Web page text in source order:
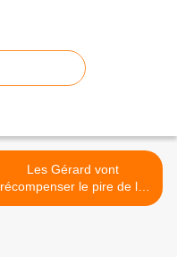
Les Gérard vont
récompenser le pire de la
politique >